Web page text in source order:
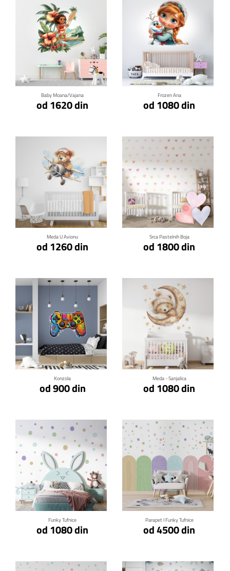
Baby Moana/Vajana
od 1620 din
Klikni za detalje
Frozen Ana
od 1080 din
Klikni za detalje
Meda U Avionu
od 1260 din
Klikni za detalje
Srca Pastelnih Boja
od 1800 din
Klikni za detalje
Konzola
od 900 din
Klikni za detalje
Meda - Sanjalica
od 1080 din
Klikni za detalje
Funky Tufnice
od 1080 din
Klikni za detalje
Parapet I Funky Tufnice
od 4500 din
Klikni za detalje